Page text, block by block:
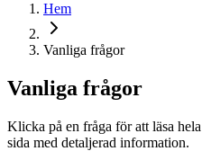
Hem
Vanliga frågor
Vanliga frågor
Klicka på en fråga för att läsa
sida med detaljerad information.